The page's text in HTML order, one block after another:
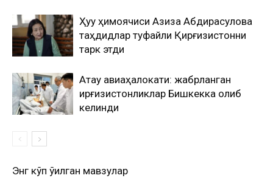
Ҳуқуқ ҳимоячиси Азиза Абдирасулова
таҳдидлар туфайли Қирғизистонни
тарк этди
Ақтау авиаҳалокати: жабрланган
қирғизистонликлар Бишкекка олиб
келинди
Энг кўп ўқилган мавзулар